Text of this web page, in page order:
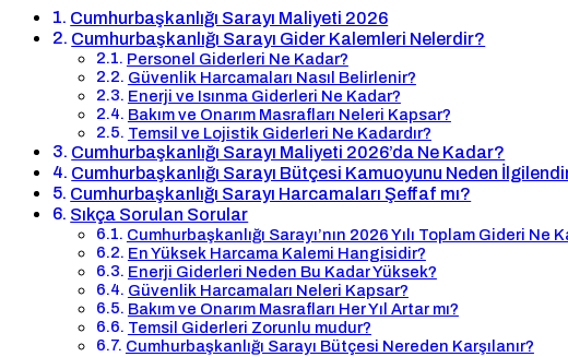
Cumhurbaşkanlığı Sarayı Maliyeti 2026
Cumhurbaşkanlığı Sarayı Gider Kalemleri Nelerdir?
Personel Giderleri Ne Kadar?
Güvenlik Harcamaları Nasıl Belirlenir?
Enerji ve Isınma Giderleri Ne Kadar?
Bakım ve Onarım Masrafları Neleri Kapsar?
Temsil ve Lojistik Giderleri Ne Kadardır?
Cumhurbaşkanlığı Sarayı Maliyeti 2026’da Ne Kadar?
Cumhurbaşkanlığı Sarayı Bütçesi Kamuoyunu Neden
Cumhurbaşkanlığı Sarayı Harcamaları Şeffaf mı?
Sıkça Sorulan Sorular
Cumhurbaşkanlığı Sarayı’nın 2026 Yılı Toplam Gideri Ne
En Yüksek Harcama Kalemi Hangisidir?
Enerji Giderleri Neden Bu Kadar Yüksek?
Güvenlik Harcamaları Neleri Kapsar?
Bakım ve Onarım Masrafları Her Yıl Artar mı?
Temsil Giderleri Zorunlu mudur?
Cumhurbaşkanlığı Sarayı Bütçesi Nereden Karşılanır?